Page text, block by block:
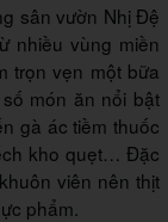
sân vườn Nhị Đệ
nhiều vùng miền
trọn vẹn một bữa
món ăn nổi bật
gà ác tiềm thuốc
kho quẹt… Đặc
viên nên thịt
phẩm.